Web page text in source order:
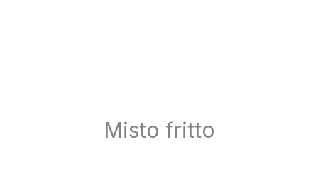
Misto fritto